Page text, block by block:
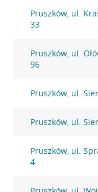
Pruszków, ul.
33
Pruszków, ul.
96
Pruszków, ul.
Pruszków, ul.
Pruszków, ul.
4